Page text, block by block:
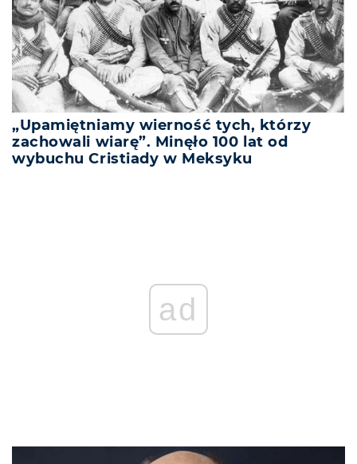
„Upamiętniamy wierność tych, którzy
zachowali wiarę”. Minęło 100 lat od
wybuchu Cristiady w Meksyku
ad